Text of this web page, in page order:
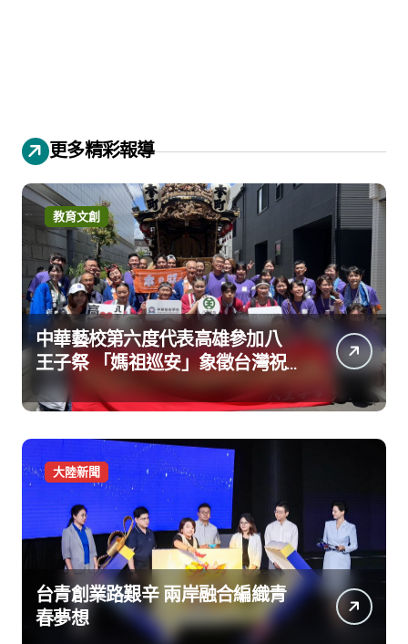
更多精彩報導
教育文創
中華藝校第六度代表高雄參加八
王子祭 「媽祖巡安」象徵台灣祝
福
大陸新聞
台青創業路艱辛 兩岸融合編織青
春夢想